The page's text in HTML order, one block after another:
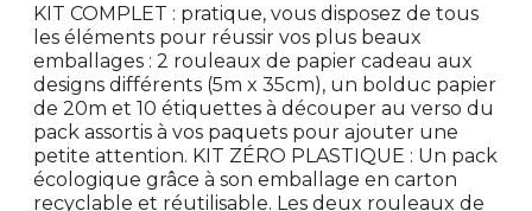
KIT COMPLET : pratique, vous disposez de tous
les éléments pour réussir vos plus beaux
emballages : 2 rouleaux de papier cadeau aux
designs différents (5m x 35cm), un bolduc papier
de 20m et 10 étiquettes à découper au verso du
pack assortis à vos paquets pour ajouter une
petite attention. KIT ZÉRO PLASTIQUE : Un pack
écologique grâce à son emballage en carton
recyclable et réutilisable. Les deux rouleaux de